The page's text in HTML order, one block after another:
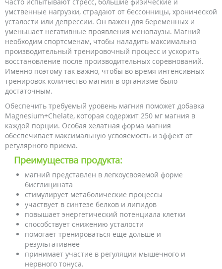
умственные нагрузки, страдают от бессонницы, хронической
усталости или депрессии. Он важен для беременных и
уменьшает негативные проявления менопаузы. Магний
необходим спортсменам, чтобы наладить максимально
производительный тренировочный процесс и ускорить
восстановление после производительных соревнований.
Именно поэтому так важно, чтобы во время интенсивных
тренировок количество магния в организме было
достаточным.
Обеспечить требуемый уровень магния поможет добавка
Magnesium+Chelate, которая содержит 250 мг магния в
каждой порции. Особая хелатная форма магния
обеспечивает максимальную усвояемость и эффект от
регулярного приема.
Преимущества продукта:
магний представлен в легкоусвояемой форме
бисглицината
стимулирует метаболические процессы
участвует в синтезе белков и липидов
повышает энергетический потенциала клетки
способствует снижению усталости
помогает тренироваться еще дольше и
результативнее
принимает участие в регуляции мышечного и
нервного тонуса.